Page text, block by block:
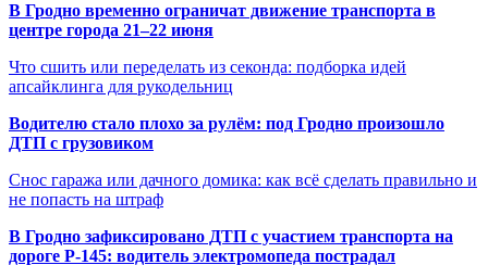
В Гродно временно ограничат движение транспорта в
центре города 21–22 июня
Что сшить или переделать из секонда: подборка идей
апсайклинга для рукодельниц
Водителю стало плохо за рулём: под Гродно произошло
ДТП с грузовиком
Снос гаража или дачного домика: как всё сделать правильно и
не попасть на штраф
В Гродно зафиксировано ДТП с участием транспорта на
дороге Р-145: водитель электромопеда пострадал